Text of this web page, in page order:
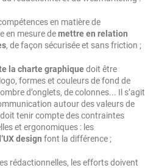
en matière de
en mesure demettre en relation
, de façon sécurisée et sans friction ;
la charte graphiquedoit être
formes et couleurs de fond de
d’onglets, de colonnes... Il s’agit
autour des valeurs de
doit tenir compte des contraintes
et ergonomiques : les
design font la différence ;
rédactionnelles, les efforts doivent